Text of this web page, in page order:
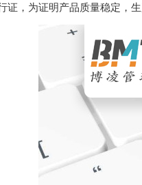
证，为证明产品质量稳定，